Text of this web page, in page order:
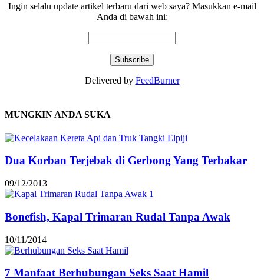
Ingin selalu update artikel terbaru dari web saya? Masukkan e-mail
Anda di bawah ini:
Delivered by FeedBurner
MUNGKIN ANDA SUKA
Dua Korban Terjebak di Gerbong Yang Terbakar
09/12/2013
Bonefish, Kapal Trimaran Rudal Tanpa Awak
10/11/2014
7 Manfaat Berhubungan Seks Saat Hamil